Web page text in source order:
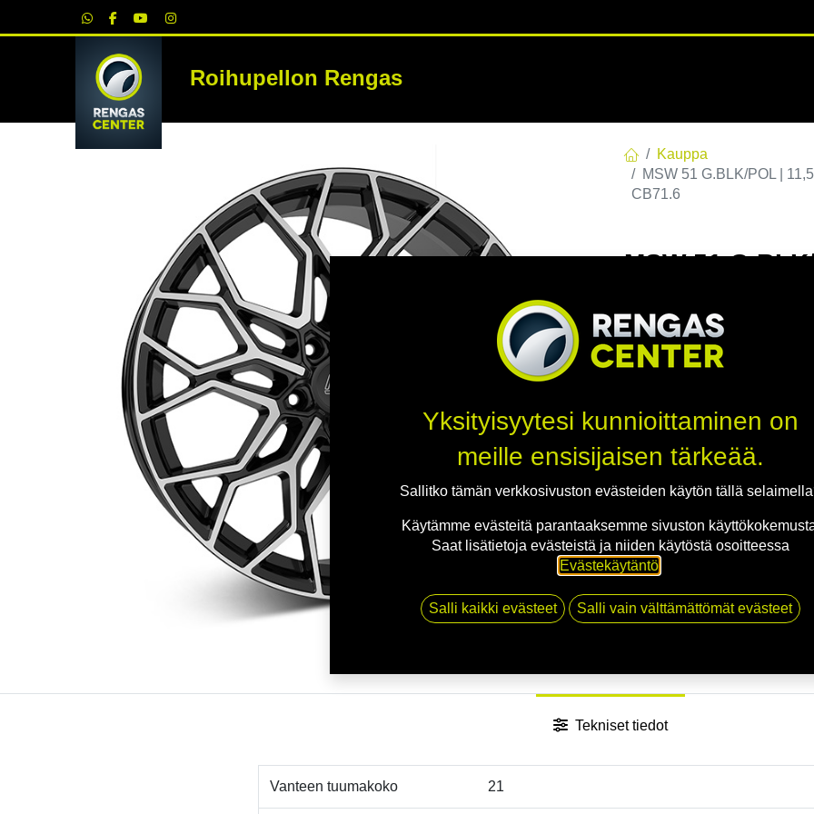
Roihupellon RengasRENKAAT
Kauppa
MSW 51 G.BLK/POL |
CB71.6
MSW 51
EAN:8027529213980
Tällä tuotteella ei ole
Jaa
Toimitusehdot
Tekniset tiedot
Vanteen tuumakoko 21
Yksityisyytesi kunnioittaminen on
meille ensisijaisen tärkeää.
Sallitko tämän verkkosivuston evästeiden käytön tällä
Käytämme evästeitä parantaaksemme sivuston
Saat lisätietoja evästeistä ja niiden käytöstä osoitteessa
Evästekäytäntö.
Salli kaikki evästeet Salli vain välttämättömät evästeet